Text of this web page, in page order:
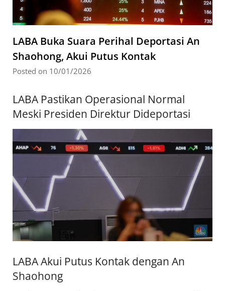
LABA Buka Suara Perihal Deportasi An
Shaohong, Akui Putus Kontak
Posted on 10/01/2026
LABA Pastikan Operasional Normal
Meski Presiden Direktur Dideportasi
LABA Akui Putus Kontak dengan An
Shaohong